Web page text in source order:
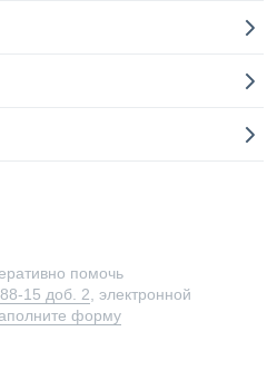
помочь
15 доб. 2 , электронной
форму